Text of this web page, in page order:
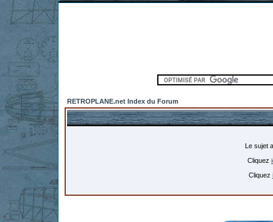
RETROPLANE.net Index du Forum
Le sujet
Cliquez
Cliquez